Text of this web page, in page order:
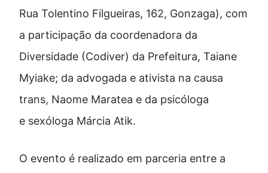
Rua Tolentino Filgueiras, 162, Gonzaga), com
a participação da coordenadora da
Diversidade (Codiver) da Prefeitura, Taiane
Myiake; da advogada e ativista na causa
trans, Naome Maratea e da psicóloga
e sexóloga Márcia Atik.
O evento é realizado em parceria entre a